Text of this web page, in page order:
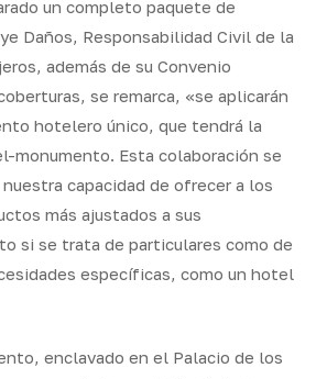
un completo paquete de
Daños, Responsabilidad Civil de la
además de su Convenio
se remarca, «se aplicarán
hotelero único, que tendrá la
monumento. Esta colaboración se
capacidad de ofrecer a los
más ajustados a sus
si se trata de particulares como de
específicas, como un hotel
enclavado en el Palacio de los